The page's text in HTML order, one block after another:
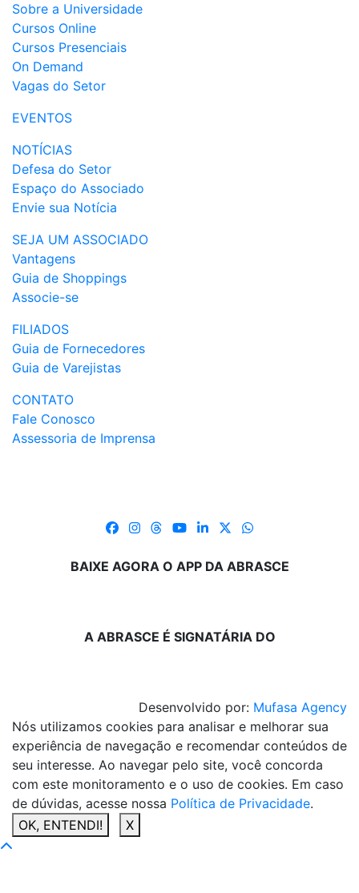
Sobre a Universidade
Cursos Online
Cursos Presenciais
On Demand
Vagas do Setor
EVENTOS
NOTÍCIAS
Defesa do Setor
Espaço do Associado
Envie sua Notícia
SEJA UM ASSOCIADO
Vantagens
Guia de Shoppings
Associe-se
FILIADOS
Guia de Fornecedores
Guia de Varejistas
CONTATO
Fale Conosco
Assessoria de Imprensa
BAIXE AGORA O APP DA ABRASCE
A ABRASCE É SIGNATÁRIA DO
Desenvolvido por: Mufasa Agency
Nós utilizamos cookies para analisar e melhorar sua
experiência de navegação e recomendar conteúdos de
seu interesse. Ao navegar pelo site, você concorda
com este monitoramento e o uso de cookies. Em caso
de dúvidas, acesse nossa Política de Privacidade.
OK, ENTENDI!
X